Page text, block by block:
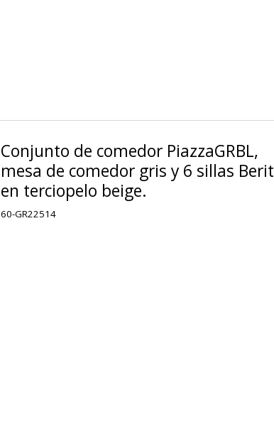
Conjunto de comedor PiazzaGRBL,
mesa de comedor gris y 6 sillas Berit
en terciopelo beige.
60-GR22514